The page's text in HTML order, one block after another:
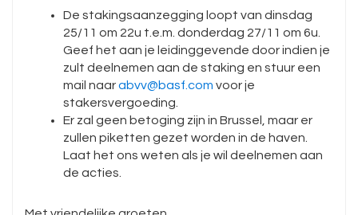
De stakingsaanzegging loopt van dinsdag
25/11 om 22u t.e.m. donderdag 27/11 om 6u.
Geef het aan je leidinggevende door indien je
zult deelnemen aan de staking en stuur een
mail naarabvv@basf.com voor je
stakersvergoeding.
Er zal geen betoging zijn in Brussel, maar er
zullen piketten gezet worden in de haven.
Laat het ons weten als je wil deelnemen aan
de acties.